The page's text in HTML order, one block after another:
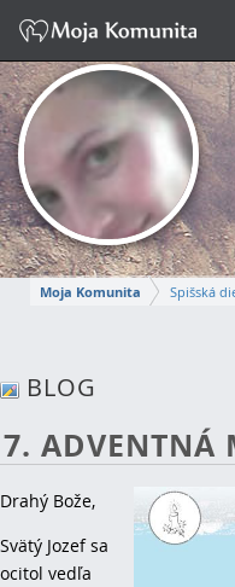
Moja Komunita Spišská
ANNA
BLOG
7. ADVENTNÁ
Drahý Bože,
Svätý Jozef sa
ocitol vedľa